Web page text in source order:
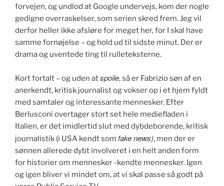
forvejen, og undlod at Google undervejs, kom der nogle
gedigne overraskelser, som serien skred frem. Jeg vil
derfor heller ikke afsløre for meget her, for I skal have
samme fornøjelse – og hold ud til sidste minut. Der er
drama og uventede ting til rulleteksterne.
Kort fortalt – og uden atspoile, så er Fabrizio søn af en
anerkendt, kritisk journalist og vokser op i et hjem fyldt
med samtaler og interessante mennesker. Efter
Berlusconi overtager stort set hele mediefladen i
Italien, er det imidlertid slut med dybdeborende, kritisk
journalistik (i USA kendt som fake news), men der er
sønnen allerede dybt involveret i en helt anden form
for historier om mennesker -kendte mennesker. Igen
og igen bliver vi mindet om, at vi skal passe så godt på